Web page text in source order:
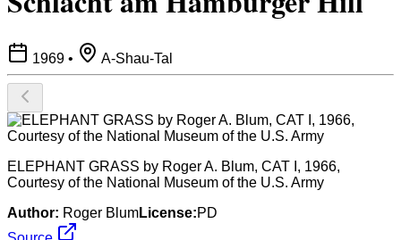
1969 • A-Shau-Tal
ELEPHANT GRASS by Roger A. Blum, CAT I, 1966,
Courtesy of the National Museum of the U.S. Army
Author: Roger BlumLicense:PD